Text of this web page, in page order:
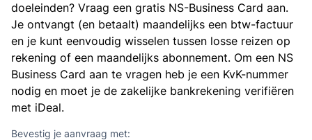
doeleinden? Vraag een gratis NS-Business Card aan.
Je ontvangt (en betaalt) maandelijks een btw-factuur
en je kunt eenvoudig wisselen tussen losse reizen op
rekening of een maandelijks abonnement. Om een NS
Business Card aan te vragen heb je een KvK-nummer
nodig en moet je de zakelijke bankrekening verifiëren
met iDeal.
Bevestig je aanvraag met: